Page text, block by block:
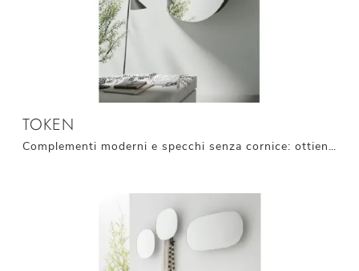
TOKEN
Complementi moderni e specchi senza cornice: ottieni informazioni sul modello Token di Target Point e potrai completare i tuoi spazi.